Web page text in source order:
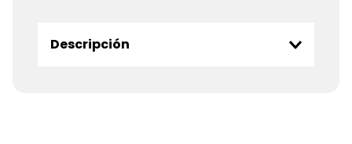
Descripción